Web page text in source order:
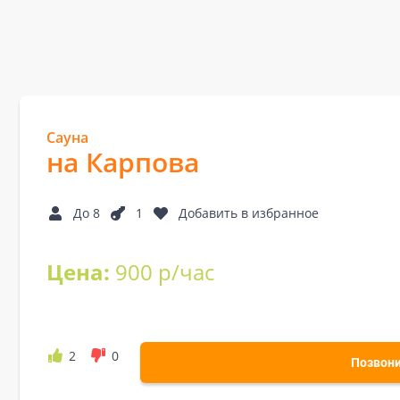
Сауна
на Карпова
До 8 1 Добавить в избранное
Цена: 900 р/час
2 0